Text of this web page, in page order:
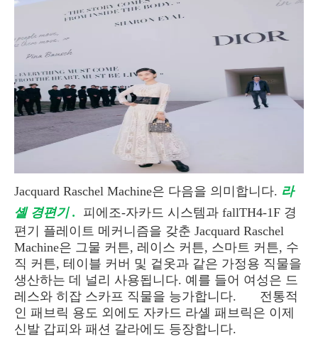
Jacquard Raschel Machine은 다음을 의미합니다. 라
셸 경편기 .
피에조-자카드 시스템과 fallTH4-1F 경
편기 플레이트 메커니즘을 갖춘 Jacquard Raschel
Machine은 그물 커튼, 레이스 커튼, 스마트 커튼, 수
직 커튼, 테이블 커버 및 겉옷과 같은 가정용 직물을
생산하는 데 널리 사용됩니다. 예를 들어 여성은 드
레스와 히잡 스카프 직물을 능가합니다.
전통적
인 패브릭 용도 외에도 자카드 라셸 패브릭은 이제
신발 갑피와 패션 갈라에도 등장합니다.